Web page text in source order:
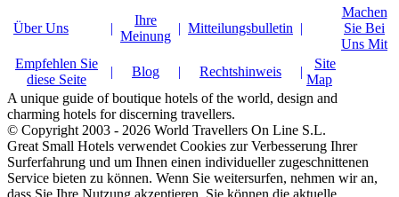
Über Uns |
Ihre
Meinung
| Mitteilungsbulletin |
Machen
Sie Bei
Uns Mit
Empfehlen Sie
diese Seite
| Blog | Rechtshinweis |
Site
Map
A unique guide of boutique hotels of the world, design and
charming hotels for discerning travellers.
© Copyright 2003 - 2026 World Travellers On Line S.L.
Great Small Hotels verwendet Cookies zur Verbesserung Ihrer
Surferfahrung und um Ihnen einen individueller zugeschnittenen
Service bieten zu können. Wenn Sie weitersurfen, nehmen wir an,
dass Sie Ihre Nutzung akzeptieren. Sie können die aktuelle